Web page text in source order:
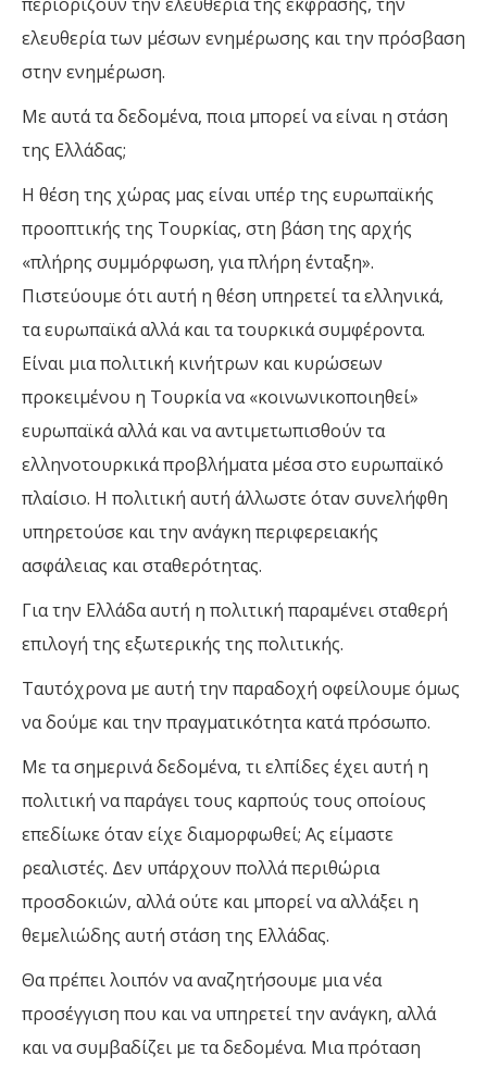
ελευθερία των μέσων ενημέρωσης και την πρόσβαση
στην ενημέρωση.
Με αυτά τα δεδομένα, ποια μπορεί να είναι η στάση
της Ελλάδας;
Η θέση της χώρας μας είναι υπέρ της ευρωπαϊκής
προοπτικής της Τουρκίας, στη βάση της αρχής
«πλήρης συμμόρφωση, για πλήρη ένταξη».
Πιστεύουμε ότι αυτή η θέση υπηρετεί τα ελληνικά,
τα ευρωπαϊκά αλλά και τα τουρκικά συμφέροντα.
Είναι μια πολιτική κινήτρων και κυρώσεων
προκειμένου η Τουρκία να «κοινωνικοποιηθεί»
ευρωπαϊκά αλλά και να αντιμετωπισθούν τα
ελληνοτουρκικά προβλήματα μέσα στο ευρωπαϊκό
πλαίσιο. Η πολιτική αυτή άλλωστε όταν συνελήφθη
υπηρετούσε και την ανάγκη περιφερειακής
ασφάλειας και σταθερότητας.
Για την Ελλάδα αυτή η πολιτική παραμένει σταθερή
επιλογή της εξωτερικής της πολιτικής.
Ταυτόχρονα με αυτή την παραδοχή οφείλουμε όμως
να δούμε και την πραγματικότητα κατά πρόσωπο.
Με τα σημερινά δεδομένα, τι ελπίδες έχει αυτή η
πολιτική να παράγει τους καρπούς τους οποίους
επεδίωκε όταν είχε διαμορφωθεί; Ας είμαστε
ρεαλιστές. Δεν υπάρχουν πολλά περιθώρια
προσδοκιών, αλλά ούτε και μπορεί να αλλάξει η
θεμελιώδης αυτή στάση της Ελλάδας.
Θα πρέπει λοιπόν να αναζητήσουμε μια νέα
προσέγγιση που και να υπηρετεί την ανάγκη, αλλά
και να συμβαδίζει με τα δεδομένα. Μια πρόταση